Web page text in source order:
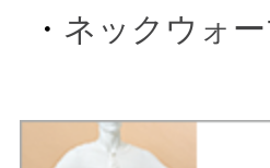
・ ネックウォ